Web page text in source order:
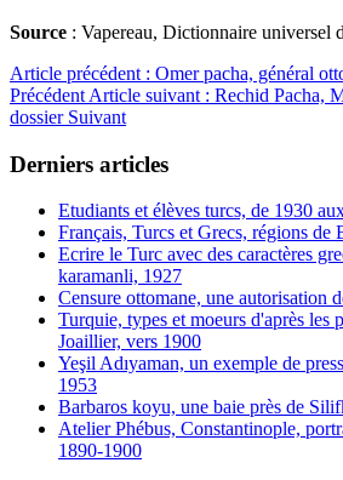
Source : Vapereau, Dictionnaire universel
Article précédent : Omer pacha, général
Précédent Article suivant : Rechid Pacha,
dossier Suivant
Derniers articles
Etudiants et élèves turcs, de 1930
Français, Turcs et Grecs, régions de
Ecrire le Turc avec des caractères
karamanli, 1927
Censure ottomane, une autorisation
Turquie, types et moeurs d'après les
Joaillier, vers 1900
Yeşil Adıyaman, un exemple de
1953
Barbaros koyu, une baie près de
Atelier Phébus, Constantinople,
1890-1900